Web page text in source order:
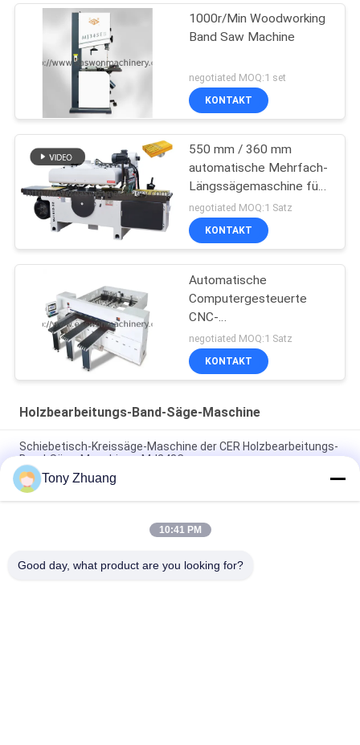
1000r/Min Woodworking
Band Saw Machine
negotiated MOQ:1 set
KONTAKT
550 mm / 360 mm
automatische Mehrfach-
Längssägemaschine für
die Verarbeitung von
Massivholzplatten
negotiated MOQ:1 Satz
KONTAKT
Automatische
Computergesteuerte
CNC-
Balkensägemaschinen
negotiated MOQ:1 Satz
KONTAKT
Holzbearbeitungs-Band-Säge-Maschine
Schiebetisch-Kreissäge-Maschine der CER Holzbearbeitungs-
Band-Säge-Maschinen-MJ243C
Band-Säge-Maschine CS1225B hölzerne, CNC 18 Zoll-Band-
Säge-Maschine
Holzbearbeitungs-Bande MJ223A MJ224C MJ224D sah, dass
Tony Zhuang
10:41 PM
Good day, what product are you looking for?